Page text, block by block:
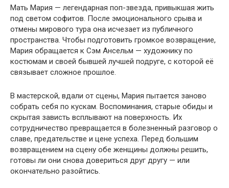
Мать Мария — легендарная поп-звезда, привыкшая жить
под светом софитов. После эмоционального срыва и
отмены мирового тура она исчезает из публичного
пространства. Чтобы подготовить громкое возвращение,
Мария обращается к Сэм Ансельм — художнику по
костюмам и своей бывшей лучшей подруге, с которой её
связывает сложное прошлое.
В мастерской, вдали от сцены, Мария пытается заново
собрать себя по кускам. Воспоминания, старые обиды и
скрытая зависть всплывают на поверхность. Их
сотрудничество превращается в болезненный разговор о
славе, предательстве и цене успеха. Перед большим
возвращением на сцену обе женщины должны решить,
готовы ли они снова довериться друг другу — или
окончательно разойтись.